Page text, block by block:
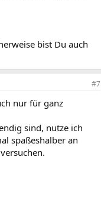
bist Du auch
#7
nur für ganz
sind, nutze ich
spaßeshalber an